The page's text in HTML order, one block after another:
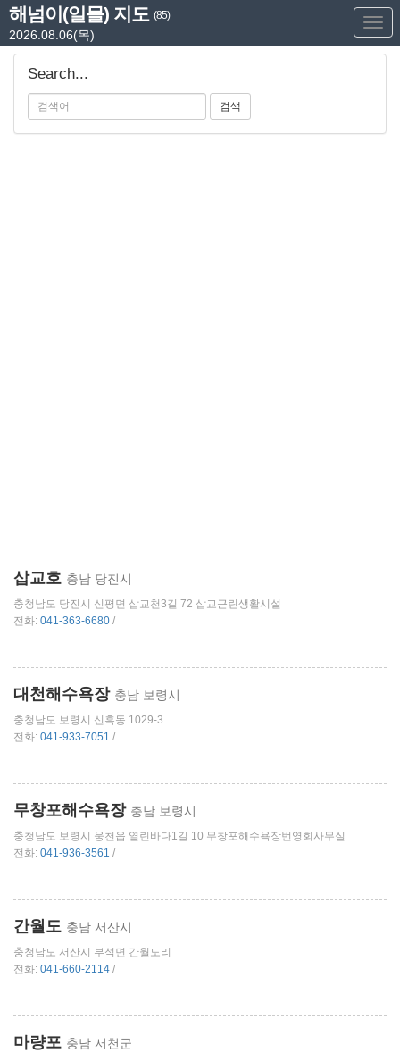
해넘이(일몰) 지도 (85)
2026.08.06(목)
Search...
검색
삽교호 충남 당진시
충청남도 당진시 신평면 삽교천3길 72 삽교근린생활시설
전화: 041-363-6680 /
대천해수욕장 충남 보령시
충청남도 보령시 신흑동 1029-3
전화: 041-933-7051 /
무창포해수욕장 충남 보령시
충청남도 보령시 웅천읍 열린바다1길 10 무창포해수욕장번영회사무실
전화: 041-936-3561 /
간월도 충남 서산시
충청남도 서산시 부석면 간월도리
전화: 041-660-2114 /
마량포 충남 서천군